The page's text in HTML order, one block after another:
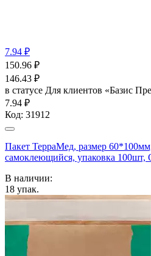
7.94 ₽
150.96 ₽
146.43 ₽
в статусе Для клиентов «Базис
7.94 ₽
Код: 31912
Пакет ТерраМед, размер
самоклеющийся, упаковка
В наличии:
18 упак.